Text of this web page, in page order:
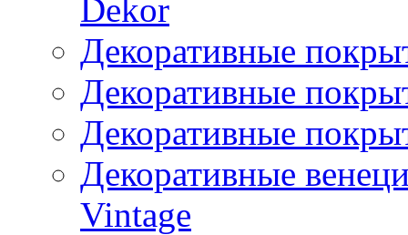
Dekor
Декоративные
Декоративные
Декоративные
Декоративные
Vintage